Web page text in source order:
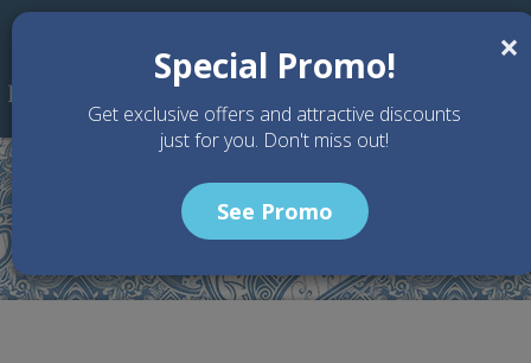
Skip to main content
Paket Wedding Nusa Dua Beach
×
Special Promo!
Get exclusive offers and attractive discounts
just for you. Don't miss out!
See Promo